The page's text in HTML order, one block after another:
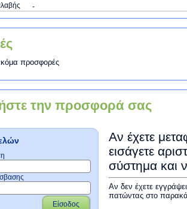
-
προσφορές
την προσφορά σας
Είσοδος
Αν έχετε
εισάγετε
σύστημα και
Αν δεν έχετε
πατώντας στο